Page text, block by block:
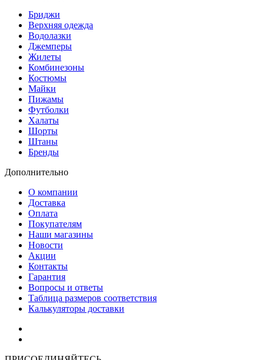
Бриджи
Верхняя одежда
Водолазки
Джемперы
Жилеты
Комбинезоны
Костюмы
Майки
Пижамы
Футболки
Халаты
Шорты
Штаны
Бренды
Дополнительно
О компании
Доставка
Оплата
Покупателям
Наши магазины
Новости
Акции
Контакты
Гарантия
Вопросы и ответы
Таблица размеров соответствия
Калькуляторы доставки